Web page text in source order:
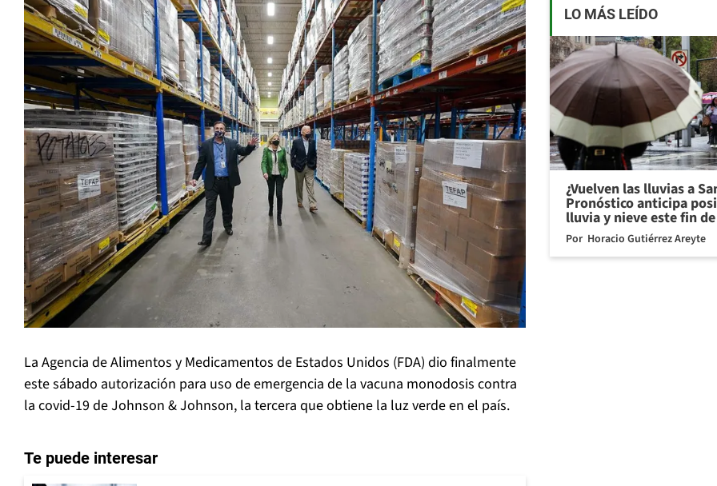
La Agencia de Alimentos y Medicamentos de Estados Unidos (FDA) dio finalmente
este sábado autorización para uso de emergencia de la vacuna monodosis contra
la covid-19 de Johnson & Johnson, la tercera que obtiene la luz verde en el país.
Te puede interesar
LO MÁS LEÍDO
¿Vuelven las lluvias a
Pronóstico anticipa
lluvia y nieve este fin
Por Horacio Gutiérrez Areyte